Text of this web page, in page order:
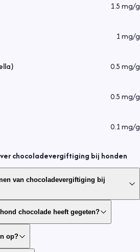
1.5mg/g
1mg/g
0.5mg/g
0.5mg/g
0.1mg/g
chocoladevergiftiging bij honden
van chocoladevergiftiging bij
chocolade heeft gegeten?
op?